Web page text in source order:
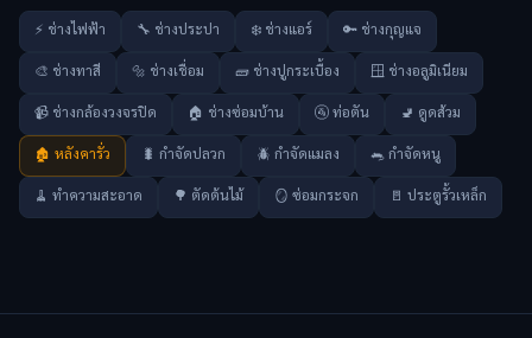
⚡ ช่างไฟฟ้า 🔧 ช่างประปา ❄️ ช่างแอร์ 🔑 ช่างกุญแจ
🎨 ช่างทาสี 🔩 ช่างเชื่อม 🧱 ช่างปูกระเบื้อง 🪟 ช่างอลูมิเนียม
📹 ช่างกล้องวงจรปิด 🏠 ช่างซ่อมบ้าน 🚰 ท่อตัน 🚽 ดูดส้วม
🏚️ หลังคารั่ว 🐛 กำจัดปลวก 🪲 กำจัดแมลง 🐀 กำจัดหนู
🧹 ทำความสะอาด 🌳 ตัดต้นไม้ 🪞 ซ่อมกระจก 🚪 ประตูรั้วเหล็ก